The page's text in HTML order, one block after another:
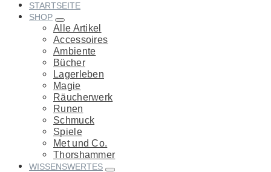
STARTSEITE
SHOP
Alle Artikel
Accessoires
Ambiente
Bücher
Lagerleben
Magie
Räucherwerk
Runen
Schmuck
Spiele
Met und Co.
Thorshammer
WISSENSWERTES